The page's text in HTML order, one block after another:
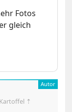
Fotos
gleich
⇡